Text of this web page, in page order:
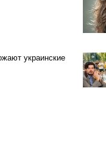
украинские